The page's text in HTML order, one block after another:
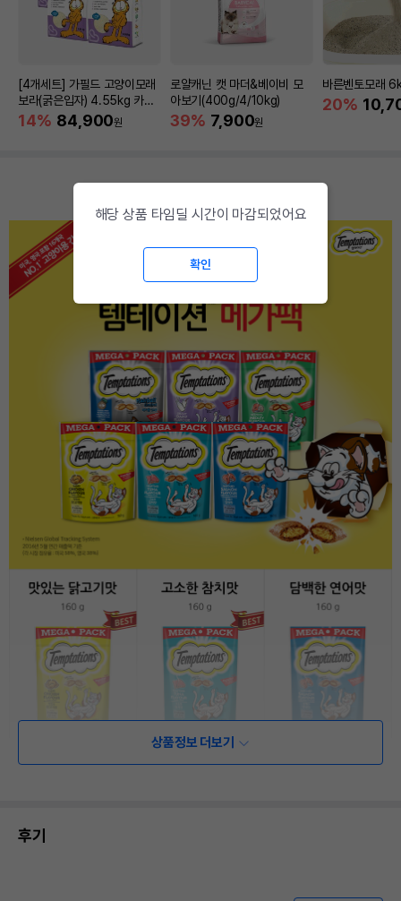
[4개세트] 가필드 고양이모래
보라(굵은입자) 4.55kg 카사
바모래
14% 84,900원
로얄캐닌 캣 마더&베이비 모
아보기(400g/4/10kg)
39% 7,900원
바른벤토모래
20%
상품정보 더보기
후기
해당 상품 타임딜 시간이 마감되었어요
확인